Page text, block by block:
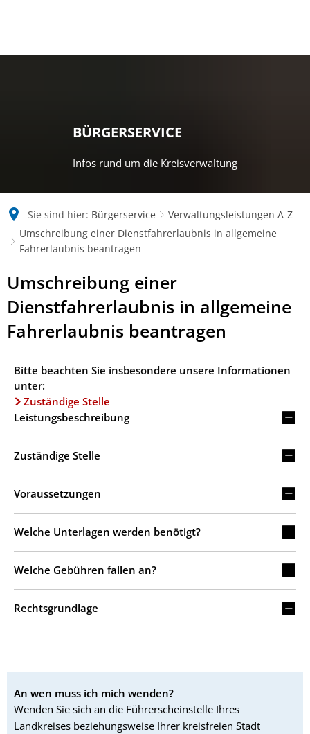
BÜRGERSERVICE
Infos rund um die Kreisverwaltung
Sie sind hier: Bürgerservice
Verwaltungsleistungen A-Z
Umschreibung einer Dienstfahrerlaubnis in allgemeine
Fahrerlaubnis beantragen
Umschreibung einer
Dienstfahrerlaubnis in allgemeine
Fahrerlaubnis beantragen
Bitte beachten Sie insbesondere unsere Informationen
unter:
Zuständige Stelle
Leistungsbeschreibung
Zuständige Stelle
Voraussetzungen
Welche Unterlagen werden benötigt?
Welche Gebühren fallen an?
Rechtsgrundlage
An wen muss ich mich wenden?
Wenden Sie sich an die Führerscheinstelle Ihres
Landkreises beziehungsweise Ihrer kreisfreien Stadt